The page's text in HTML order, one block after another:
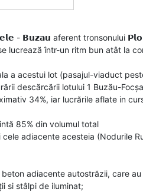
- 𝗕𝘂𝘇𝗮𝘂 aferent tronsonului
într-un ritm bun atât la
a acestui lot (pasajul-viaduct
descărcării lotului 1 Buzău-
34%, iar lucrările aflate in
85% din volumul total
adiacente acesteia (Nodurile
adiacente autostrăzii, care au
si stâlpi de iluminat;